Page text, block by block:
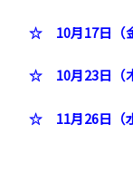
☆ 10月17日（
☆ 10月23日（
☆ 11月26日（